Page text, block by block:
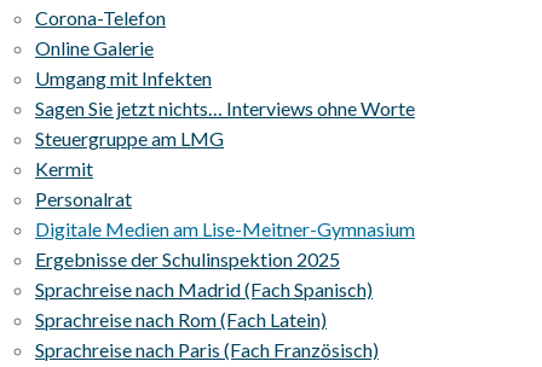
Corona-Telefon
Online Galerie
Umgang mit Infekten
Sagen Sie jetzt nichts… Interviews ohne Worte
Steuergruppe am LMG
Kermit
Personalrat
Digitale Medien am Lise-Meitner-Gymnasium
Ergebnisse der Schulinspektion 2025
Sprachreise nach Madrid (Fach Spanisch)
Sprachreise nach Rom (Fach Latein)
Sprachreise nach Paris (Fach Französisch)